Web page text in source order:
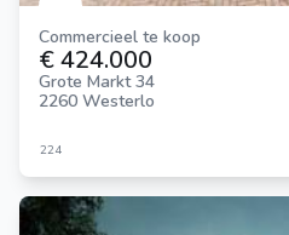
Commercieel te koop
€ 424.000
Grote Markt 34
2260 Westerlo
224